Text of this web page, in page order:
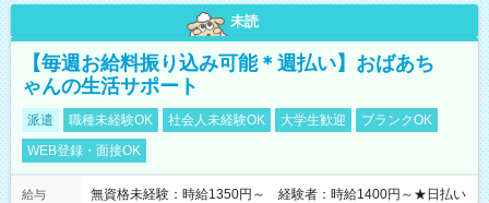
未読
【毎週お給料振り込み可能＊週払い】おばあち
ゃんの生活サポート
派遣 職種未経験OK 社会人未経験OK 大学生歓迎
ブランクOK
WEB登録・面接OK
給与
無資格未経験：時給1350円～ 経験者：時給1400円～★日払い